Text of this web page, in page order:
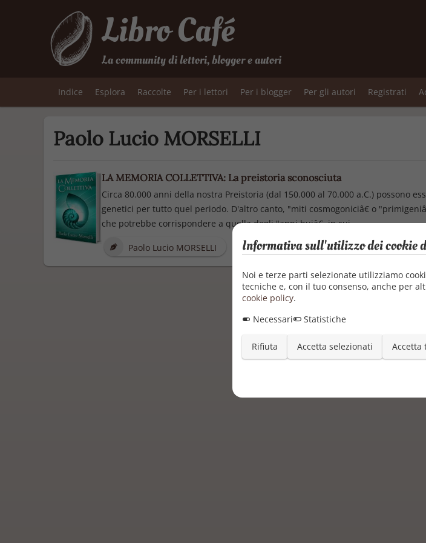
Libro Café
La community di lettori, blogger e autori
Indice Esplora Raccolte Per i lettori Per i blogger Per gli autori Registrati
Paolo Lucio MORSELLI
LA MEMORIA COLLETTIVA: La preistoria sconosciuta
Circa 80.000 anni della nostra Preistoria (dal 150.000 al 70.000 a.C.) possono
genetici per tutto quel periodo. D'altro canto, "miti cosmogoniciâ€ o
che potrebbe corrispondere a quella degli "anni buiâ€, in cui...
Paolo Lucio MORSELLI Informativa sull'utilizzo dei cookie
Noi e terze parti selezionate utilizziamo
tecniche e, con il tuo consenso, anche per
cookie policy.
Necessari
Statistiche
Rifiuta Accetta selezionati Accetta